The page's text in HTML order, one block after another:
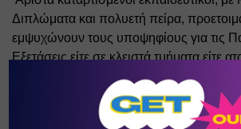
Διπλώματα και πολυετή πείρα,
εμψυχώνουν τους υποψηφίους για τις
Εξετάσεις είτε σε κλειστά τμήματα είτε
ΞΕΝΕΣ ΓΛΩΣΣΕΣ